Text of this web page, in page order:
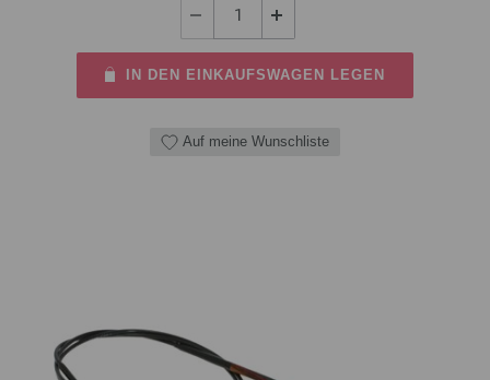
IN DEN EINKAUFSWAGEN LEGEN
Auf meine Wunschliste